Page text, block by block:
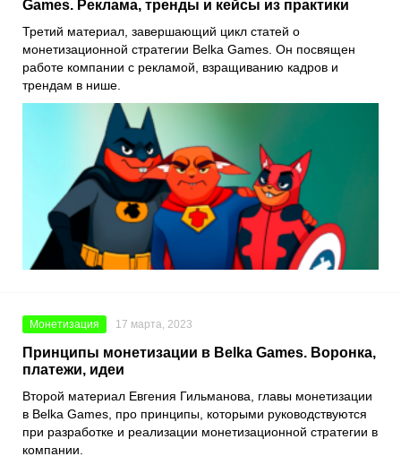
Games. Реклама, тренды и кейсы из практики
Третий материал, завершающий цикл статей о
монетизационной стратегии Belka Games . Он посвящен
работе компании с рекламой, взращиванию кадров и
трендам в нише.
Монетизация 17 марта, 2023
Принципы монетизации в Belka Games. Воронка,
платежи, идеи
Второй материал Евгения Гильманова , главы монетизации
в Belka Games , про принципы, которыми руководствуются
при разработке и реализации монетизационной стратегии в
компании.